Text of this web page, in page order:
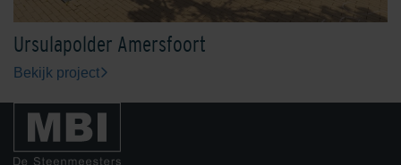
Ursulapolder Amersfoort
Bekijk project